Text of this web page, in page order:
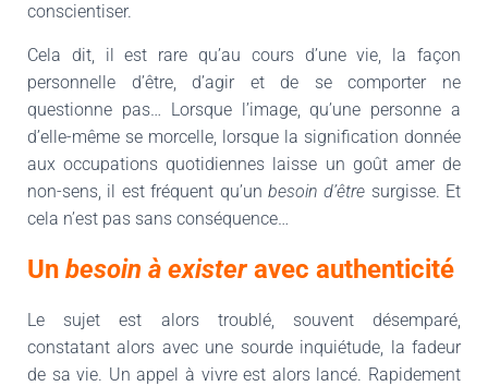
conscientiser.
Cela dit, il est rare qu’au cours d’une vie, la façon
personnelle d’être, d’agir et de se comporter ne
questionne pas… Lorsque l’image, qu’une personne a
d’elle-même se morcelle, lorsque la signification donnée
aux occupations quotidiennes laisse un goût amer de
non-sens, il est fréquent qu’un besoin d’être surgisse. Et
cela n’est pas sans conséquence…
Un besoin à exister avec authenticité
Le sujet est alors troublé, souvent désemparé,
constatant alors avec une sourde inquiétude, la fadeur
de sa vie. Un appel à vivre est alors lancé. Rapidement